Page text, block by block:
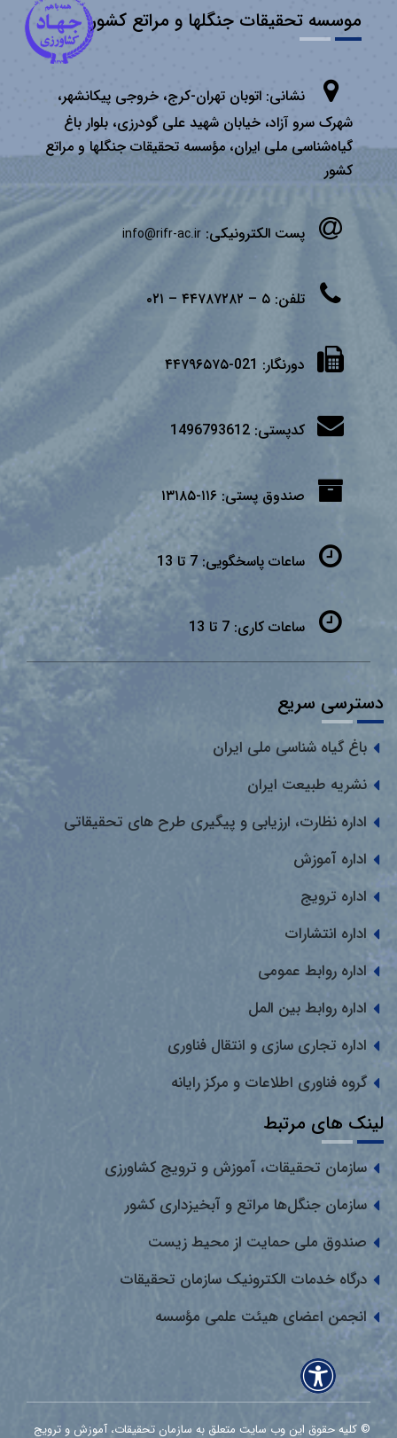
موسسه تحقیقات جنگلها و مراتع کشور
نشانی: اتوبان تهران­-كرج، خروجی پیكانشهر،
شهرک سرو آزاد، خیابان شهید علی گودرزی، بلوار باغ
گیاه‌شناسی ملی ایران، مؤسسه تحقیقات جنگلها و مراتع
كشور
پست الکترونیکی: info@rifr-ac.ir
تلفن: ۵ – ۴۴۷۸۷۲۸۲ – ۰۲۱
دورنگار: 021-۴۴۷۹۶۵۷۵
کدپستی: 1496793612
صندوق پستی: ۱۱۶-۱۳۱۸۵
ساعات پاسخگویی: 7 تا 13
ساعات کاری: 7 تا 13
دسترسی سریع
باغ گیاه شناسی ملی ایران
نشریه طبیعت ایران
اداره نظارت، ارزیابی و پیگیری طرح های تحقیقاتی
اداره آموزش
اداره ترویج
اداره انتشارات
اداره روابط عمومی
اداره روابط بین المل
اداره تجاری سازی و انتقال فناوری
گروه فناوری اطلاعات و مرکز رایانه
لینک های مرتبط
سازمان تحقیقات، آموزش و ترویج کشاورزی
سازمان جنگل‌ها مراتع و آبخیزداری کشور
صندوق ملی حمایت از محیط زیست
درگاه خدمات الکترونیک سازمان تحقیقات
انجمن اعضای هیئت علمی مؤسسه
© کلیه حقوق این وب سایت متعلق به سازمان تحقیقات، آموزش و ترویج